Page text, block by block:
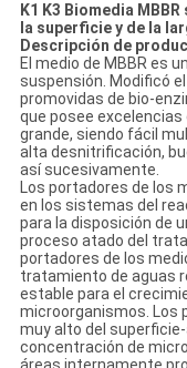
K1 K3 Biomedia
la superficie y de la
Descripción de
El medio de MBBR es
suspensión. Modificó
promovidas de bio-
que posee
grande, siendo fácil
alta desnitrificación,
así sucesivamente.
Los portadores de los
en los sistemas del
para la disposición de
proceso atado del
portadores de los
tratamiento de aguas
estable para el
microorganismos. Los
muy alto del
concentración de